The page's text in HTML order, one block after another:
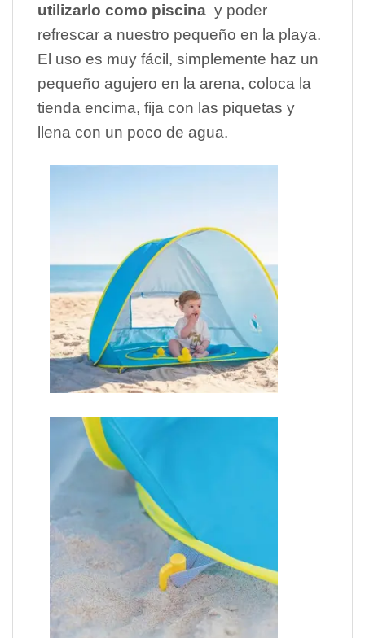
utilizarlo como piscina y poder
refrescar a nuestro pequeño en la playa.
El uso es muy fácil, simplemente haz un
pequeño agujero en la arena, coloca la
tienda encima, fija con las piquetas y
llena con un poco de agua.